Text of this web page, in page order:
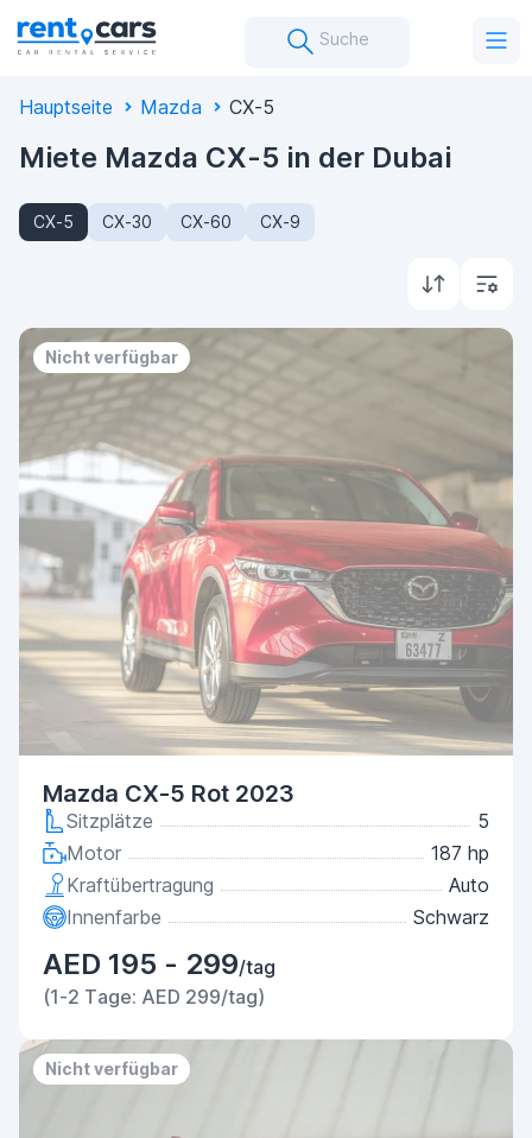
Suche
Hauptseite Mazda CX-5
Miete Mazda CX-5 in der Dubai
CX-5 CX-30 CX-60 CX-9
Nicht verfügbar
Mazda CX-5 Rot 2023
Sitzplätze
5
Motor
187 hp
Kraftübertragung
Auto
Innenfarbe
Schwarz
AED 195 - 299/tag
(1-2 Tage: AED 299/tag)
Nicht verfügbar